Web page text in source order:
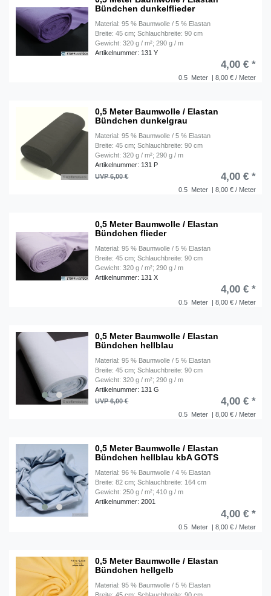
Bündchen dunkelflieder
Material: 95 % Baumwolle / 5 % Elastan
Breite: 45 cm; Schlauchbreite: 90 cm
Gewicht: 320 g / m²; 290 g / m
Artikelnummer: 131 Y
0.5 Meter | 8,00 € / Meter
4,00 € *
0,5 Meter Baumwolle / Elastan
Bündchen dunkelgrau
Material: 95 % Baumwolle / 5 % Elastan
Breite: 45 cm; Schlauchbreite: 90 cm
Gewicht: 320 g / m²; 290 g / m
Artikelnummer: 131 P
0.5 Meter | 8,00 € / Meter
UVP 6,00 € 4,00 € *
0,5 Meter Baumwolle / Elastan
Bündchen flieder
Material: 95 % Baumwolle / 5 % Elastan
Breite: 45 cm; Schlauchbreite: 90 cm
Gewicht: 320 g / m²; 290 g / m
Artikelnummer: 131 X
0.5 Meter | 8,00 € / Meter
4,00 € *
0,5 Meter Baumwolle / Elastan
Bündchen hellblau
Material: 95 % Baumwolle / 5 % Elastan
Breite: 45 cm; Schlauchbreite: 90 cm
Gewicht: 320 g / m²; 290 g / m
Artikelnummer: 131 G
0.5 Meter | 8,00 € / Meter
UVP 6,00 € 4,00 € *
0,5 Meter Baumwolle / Elastan
Bündchen hellblau kbA GOTS
Material: 96 % Baumwolle / 4 % Elastan
Breite: 82 cm; Schlauchbreite: 164 cm
Gewicht: 250 g / m²; 410 g / m
Artikelnummer: 2001
0.5 Meter | 8,00 € / Meter
4,00 € *
0,5 Meter Baumwolle / Elastan
Bündchen hellgelb
Material: 95 % Baumwolle / 5 % Elastan